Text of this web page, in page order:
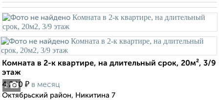
2
Комната в 2-к квартире, на длительный срок, 20м², 3/9
этаж
4 200 ₽ в месяц
Октябрьский район, Никитина 7